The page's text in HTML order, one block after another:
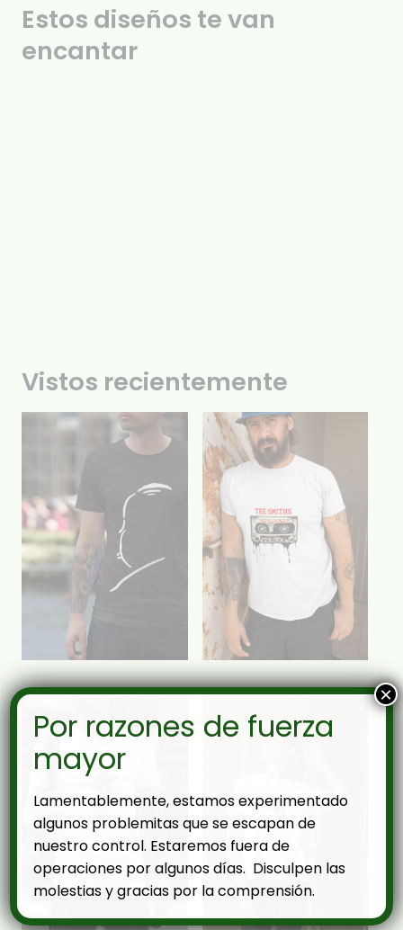
Estos diseños te van
encantar
Vistos recientemente
Por razones de fuerza
mayor
Lamentablemente, estamos experimentado
algunos problemitas que se escapan de
nuestro control. Estaremos fuera de
operaciones por algunos días. Disculpen las
molestias y gracias por la comprensión.
×